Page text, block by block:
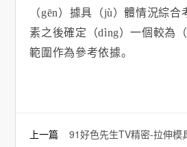
（gēn）據具（jù）體情況綜合
素之後確定（dìng）一個較為
範圍作為參考依據。
上一篇91好色先生TV精密-拉伸模